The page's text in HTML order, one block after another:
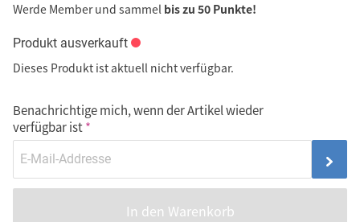
Werde Member und sammel bis zu 50 Punkte!
Produkt ausverkauft
Dieses Produkt ist aktuell nicht verfügbar.
Benachrichtige mich, wenn der Artikel wieder
verfügbar ist
In den Warenkorb